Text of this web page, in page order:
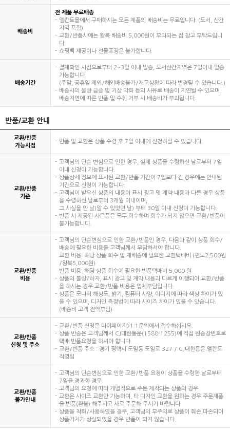
배송비
전 제품 무료배송
엘칸토몰에서 구매하시는 모든 제품의 배송비는 무료입니다. (도서, 산간
지역 포함)
교환/반품시에는 왕복 배송비 5,000원이 부과되는 점 참고 부탁드립니
다.
쇼핑백 제공이나 선물포장은 불가합니다.
배송기간
결제확인 시점으로부터 2~3일 이내 발송, 도서산간지역은 7일이내 발송
가능합니다.
(주말, 공휴일 제외/해외배송불가/재고상황에 따라 변경될 수 있습니다.)
배송사의 물량 급증 및 기상 악화 등의 사유로 배송이 지연될 수 있으며
배송지연에 따른 반품 및 수취 거부 시 배송비가 부과됩니다.
반품/교환 안내
교환/반품
가능시점
반품 및 교환은 상품 수령 후 7일 이내에 신청하실 수 있습니다.
교환/반품
기준
고객님의 단순 변심으로 인한 경우, 실제 상품을 수령하신 날로부터 7일
이내 신청이 가능합니다.
상품상세 정보에 표시된 교환/반품 기간이 7일보다 긴 경우에는 안내된
기간으로 신청이 가능합니다.
고객님이 받으신 상품의 내용이 표시 광고 및 계약 내용과 다른 경우 상품
을 수령하신 날로부터 3개월 이내이며,
그 사실을 안 날(알 수 있었던 날) 부터 30일 이내 신청이 가능합니다.
반품 시 제공된 사은품은 모두 회수하며 회수가 되지 않으면 교환/반품이
불가능합니다.
교환/반품
비용
고객님의 단순변심으로 인한 교환/반품인 경우, 다음과 같이 상품 회수/
배송에 필요한 비용을 고객님께서 부담하셔야 합니다.
교환 비용: 해당 상품 회수 및 재배송에 필요한 교환택배비 (편도2,500원
/왕복5,000원)
반품 비용: 해당 상품 회수에 필요한 반품택배비 5,000 원
상품의 불량/하자, 표시 광고 및 계약 내용과 다르게 이행되어 교환/반품
을 하시는 경우 교환/반품 비용은 업체부담입니다.
상품은 모니터 해상도, 밝기, 컴퓨터 사양, 이미지에 따라 색상 차이가 있
을 수 있으며, 디자인 측정법에 따라 사이즈 차이가 있을 수 있습니다.
(배송비 고객 전액부담)
교환/반품
신청 및 주소
교환/반품 신청은 마이페이지>1:1문의에서 접수하십시오.
상품 반송은 고객님께서 CJ대한통운(1588-1255)에 직접 원송장번호로
택배 반품요청을 하셔야 합니다.
교환/반품 주소 : 경기 평택시 도일동 도일로 327 / CJ대한통운 엘칸토
직영팀
교환/반품
불가안내
고객님의 단순변심으로 인한 교환/반품 요청이 상품을 수령한 날로부터
7일을 경과한 경우
고객님의 요청에 따라 개별적으로 주문 제작되는 상품의 경우
교환은 사이즈 교환만 가능하며, 타 디자인 교환을 원하는 경우 주문제품
을 반품(환불) 해주시고 새로 주문해 주시기 바랍니다
상품을 착화/사용하였을 경우, 고객님의 부주의로 상품이 훼손,파손되어
상품가치가 상실되었을 경우 반품이 되지 않습니다.